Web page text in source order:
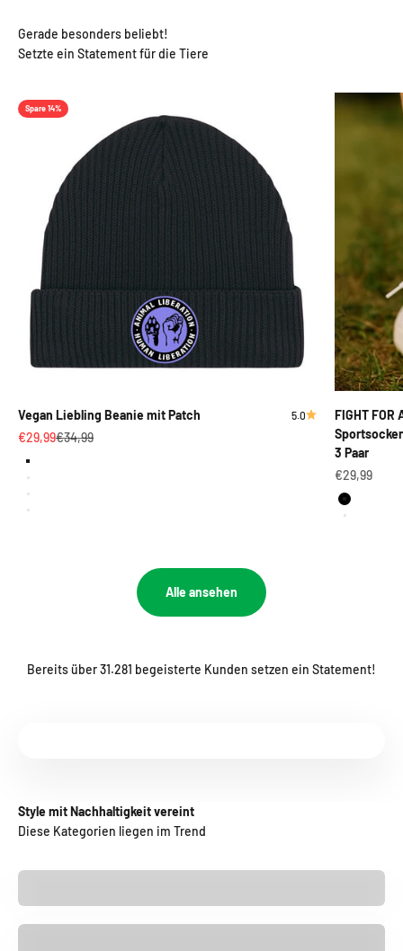
¡
Gerade besonders beliebt!
Setzte ein Statement für die Tiere
Spare 14%
Vegan Liebling Beanie mit Patch 5.0
Angebot
€29,99Regulärer Preis
€34,99
FIGHT FOR
3 Paar
Angebot
€29,99
Schwarz
Alle ansehen
Bereits über 31.281 begeisterte Kunden setzen ein Statement!
Style mit Nachhaltigkeit vereint
Diese Kategorien liegen im Trend
Samtweiche Bio-Baumwolle